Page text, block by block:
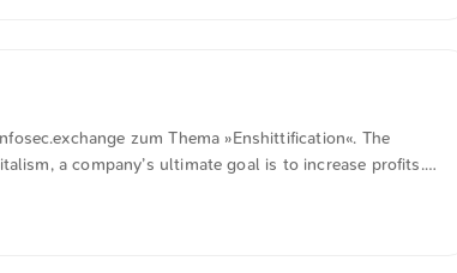
zum Thema »Enshittification«. The
a company’s ultimate goal is to increase profits.
production technology). A combination of the above.